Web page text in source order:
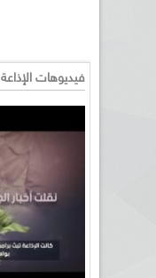
فيديوهات الإذاعة